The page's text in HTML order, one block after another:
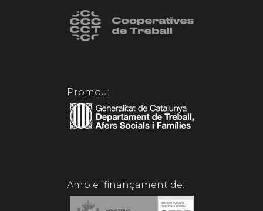
Promou:
Amb el finançament de: